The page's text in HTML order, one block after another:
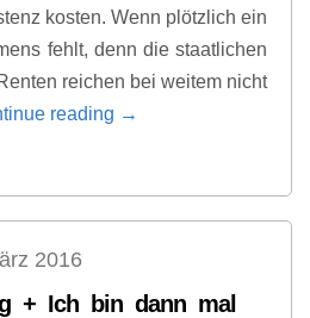
kosten. Wenn plötzlich ein
fehlt, denn die staatlichen
reichen bei weitem nicht
reading →
2016
+ Ich bin dann mal